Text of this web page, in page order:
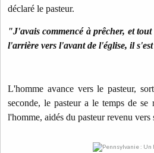
déclaré le pasteur.
"J'avais commencé à prêcher, et
l'arrière vers l'avant de l'église, il
L'homme avance vers le pasteur,
seconde, le pasteur a le temps de
l'homme, aidés du pasteur revenu vers